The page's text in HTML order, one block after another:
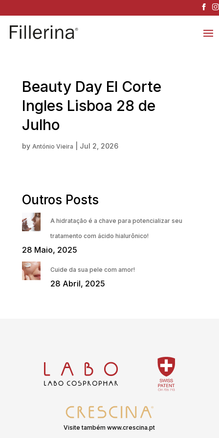
Beauty Day El Corte
Ingles Lisboa 28 de
Julho
by António Vieira Jul 2, 2026
Outros Posts
A hidratação é a chave para potencializar seu
tratamento com ácido hialurônico!
28 Maio, 2025
Cuide da sua pele com amor!
28 Abril, 2025
Visite também www.crescina.pt